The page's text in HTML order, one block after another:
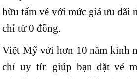
hữu tấm vé với mức giá ưu đãi
chỉ từ 0 đồng.
Việt Mỹ với hơn 10 năm kinh
chỉ uy tín giúp bạn đặt vé